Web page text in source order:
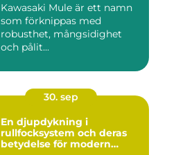
Kawasaki Mule är ett namn
som förknippas med
robusthet, mångsidighet
och pålit...
30. sep
En djupdykning i
rullfocksystem och deras
betydelse för modern